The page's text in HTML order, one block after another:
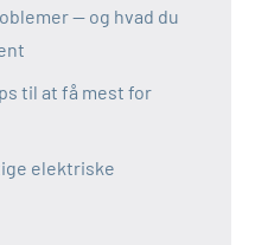
— og hvad du
til at få mest for
elektriske